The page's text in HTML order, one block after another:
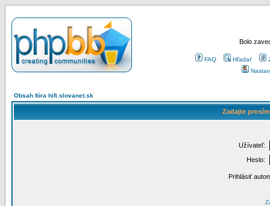
Bolo
FAQ Hľadať
Obsah fóra hifi.slovanet.sk
Zadajte
Užívateľ:
Heslo:
Prihlásiť